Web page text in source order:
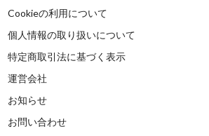
Cookieの利用について
個人情報の取り扱いについて
特定商取引法に基づく表示
運営会社
お知らせ
お問い合わせ